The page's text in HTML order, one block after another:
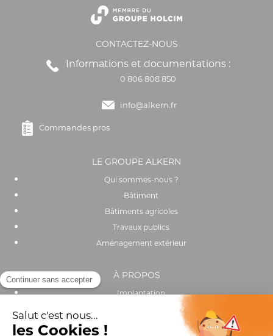
CONTACTEZ-NOUS
Informations et documentations :
0 806 808 850
info@alkern.fr
Commandes pros
LE GROUPE ALKERN
Qui sommes-nous ?
Bâtiment
Bâtiments agricoles
Travaux publics
Aménagement extérieur
À PROPOS
Implantation